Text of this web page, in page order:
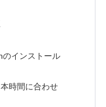
のインストール
時間に合わせ